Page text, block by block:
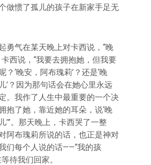
做惯了孤儿的孩子在新家手足无
勇气在某天晚上对卡西说，“晚
西说，“我要去拥抱她，但我要
？‘晚安，阿布瑰莉’？还是‘晚
’？因为那句话会在她心里永远
。我作了人生中最重要的一个决
抱了她，靠近她的耳朵，说‘晚
’”。那天晚上，卡西哭了一整
阿布瑰莉所说的话，也正是神对
们每个人说的话——“我的孩
待我们回家。